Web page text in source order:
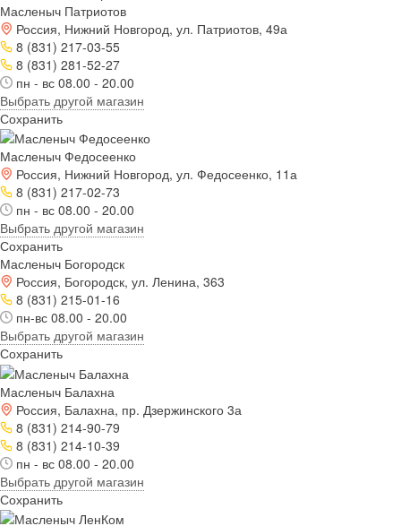
Масленыч Патриотов
Россия, Нижний Новгород, ул. Патриотов, 49а
8 (831) 217-03-55
8 (831) 281-52-27
пн - вс 08.00 - 20.00
Выбрать другой магазин
Сохранить
Масленыч Федосеенко
Россия, Нижний Новгород, ул. Федосеенко, 11а
8 (831) 217-02-73
пн - вс 08.00 - 20.00
Выбрать другой магазин
Сохранить
Масленыч Богородск
Россия, Богородск, ул. Ленина, 363
8 (831) 215-01-16
пн-вс 08.00 - 20.00
Выбрать другой магазин
Сохранить
Масленыч Балахна
Россия, Балахна, пр. Дзержинского 3а
8 (831) 214-90-79
8 (831) 214-10-39
пн - вс 08.00 - 20.00
Выбрать другой магазин
Сохранить